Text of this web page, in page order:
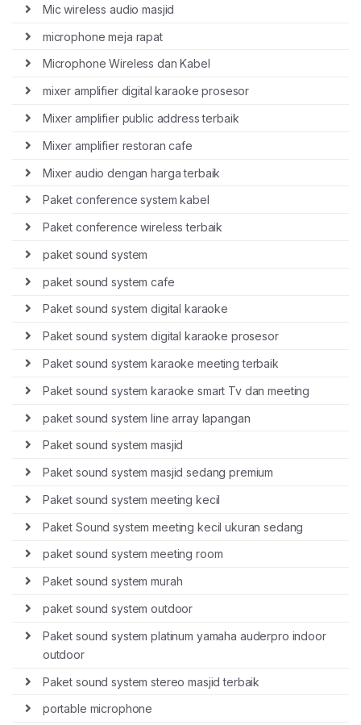
Mic wireless audio masjid
microphone meja rapat
Microphone Wireless dan Kabel
mixer amplifier digital karaoke prosesor
Mixer amplifier public address terbaik
Mixer amplifier restoran cafe
Mixer audio dengan harga terbaik
Paket conference system kabel
Paket conference wireless terbaik
paket sound system
paket sound system cafe
Paket sound system digital karaoke
Paket sound system digital karaoke prosesor
Paket sound system karaoke meeting terbaik
Paket sound system karaoke smart Tv dan meeting
paket sound system line array lapangan
Paket sound system masjid
Paket sound system masjid sedang premium
Paket sound system meeting kecil
Paket Sound system meeting kecil ukuran sedang
paket sound system meeting room
Paket sound system murah
paket sound system outdoor
Paket sound system platinum yamaha auderpro indoor
outdoor
Paket sound system stereo masjid terbaik
portable microphone